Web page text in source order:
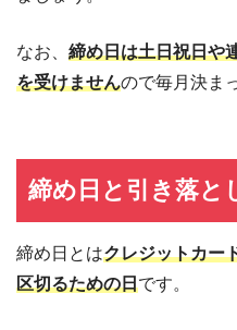
なお、 締め日は土日祝日や
を受けませんので毎月決ま
締め日と引き落と
締め日とはクレジットカー
区切るための日です。